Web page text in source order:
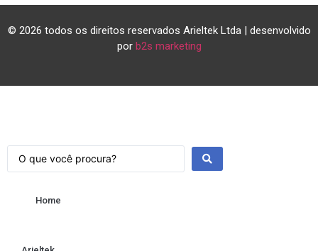
© 2026 todos os direitos reservados Arieltek Ltda | desenvolvido
por b2s marketing
Home